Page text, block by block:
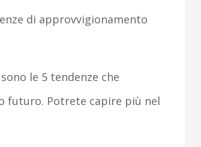
di approvvigionamento
le 5 tendenze che
futuro. Potrete capire più nel